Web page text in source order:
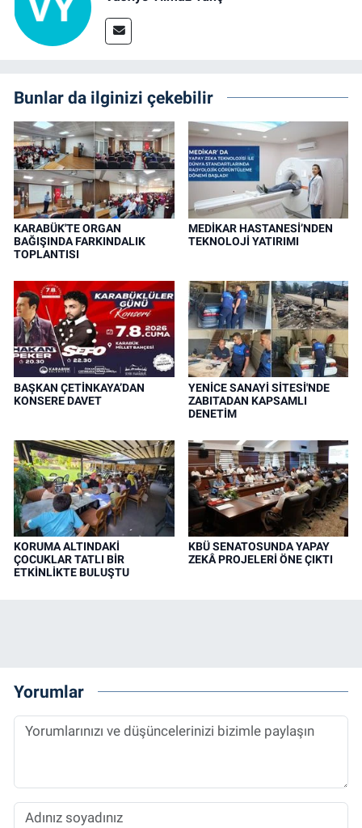
Bunlar da ilginizi çekebilir
KARABÜK'TE ORGAN
BAĞIŞINDA FARKINDALIK
TOPLANTISI
MEDİKAR HASTANESİ’NDEN
TEKNOLOJİ YATIRIMI
BAŞKAN ÇETİNKAYA’DAN
KONSERE DAVET
YENİCE SANAYİ SİTESİ'NDE
ZABITADAN KAPSAMLI
DENETİM
KORUMA ALTINDAKİ
ÇOCUKLAR TATLI BİR
ETKİNLİKTE BULUŞTU
KBÜ SENATOSUNDA YAPAY
ZEKÂ PROJELERİ ÖNE ÇIKTI
Yorumlar